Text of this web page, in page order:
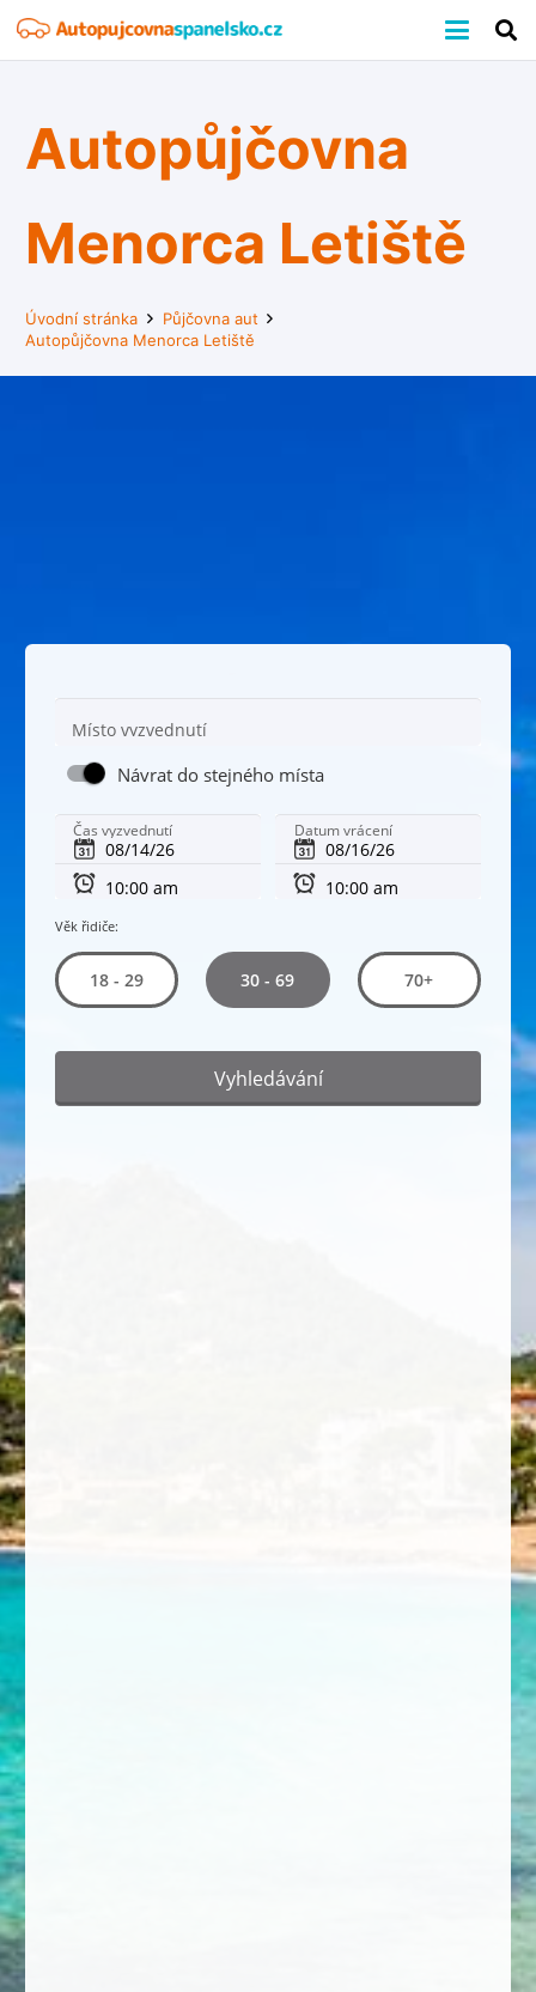
Autopůjčovna
Menorca Letiště
Úvodní stránka
Půjčovna aut
Autopůjčovna Menorca Letiště
Místo vyzvednutí
Návrat do stejného místa
Čas vyzvednutí Datum vrácení
Věk řidiče:
18 - 29 30 - 69 70+
Vyhledávání